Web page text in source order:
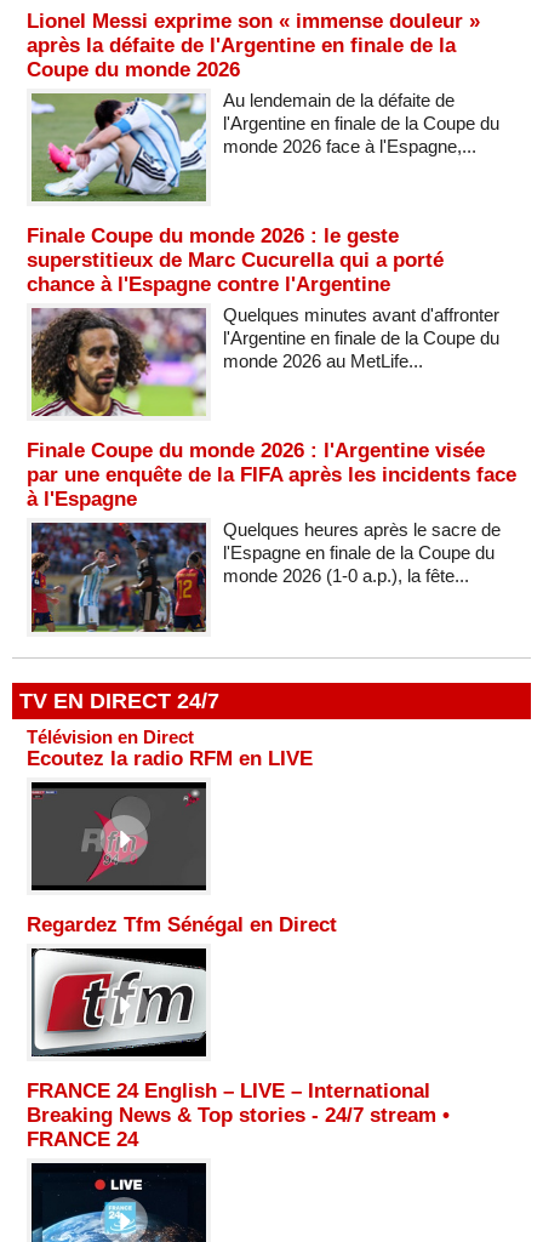
Lionel Messi exprime son « immense douleur »
après la défaite de l'Argentine en finale de la
Coupe du monde 2026
Au lendemain de la défaite de
l'Argentine en finale de la Coupe du
monde 2026 face à l'Espagne,...
Finale Coupe du monde 2026 : le geste
superstitieux de Marc Cucurella qui a porté
chance à l'Espagne contre l'Argentine
Quelques minutes avant d'affronter
l'Argentine en finale de la Coupe du
monde 2026 au MetLife...
Finale Coupe du monde 2026 : l'Argentine visée
par une enquête de la FIFA après les incidents face
à l'Espagne
Quelques heures après le sacre de
l'Espagne en finale de la Coupe du
monde 2026 (1-0 a.p.), la fête...
TV EN DIRECT 24/7
Télévision en Direct
Ecoutez la radio RFM en LIVE
Regardez Tfm Sénégal en Direct
FRANCE 24 English – LIVE – International
Breaking News & Top stories - 24/7 stream •
FRANCE 24